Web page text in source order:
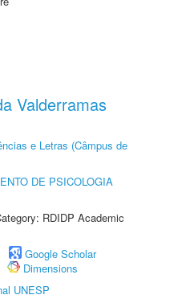
Valderramas
e Letras (Câmpus de
DE PSICOLOGIA
RDIDP Academic
Google Scholar
Dimensions
UNESP